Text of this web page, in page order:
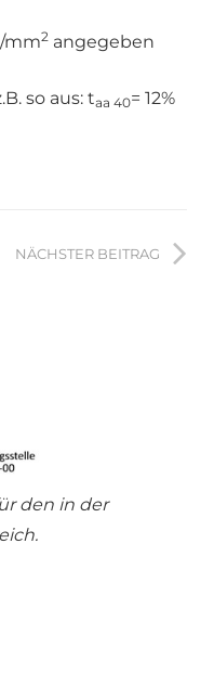
mm2 angegeben
so aus: taa 40= 12%
NÄCHSTER BEITRAG
den in der